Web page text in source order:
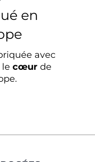
en
avec
cœurde